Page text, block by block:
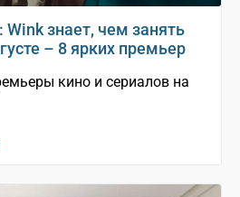
Wink знает, чем занять
– 8 ярких премьер
кино и сериалов на